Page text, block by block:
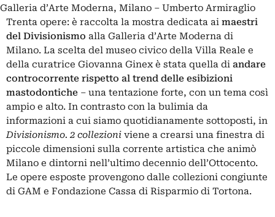
Galleria d’Arte Moderna, Milano – Umberto Armiraglio
Trenta opere: è raccolta la mostra dedicata ai maestri
del Divisionismo alla Galleria d’Arte Moderna di
Milano. La scelta del museo civico della Villa Reale e
della curatrice Giovanna Ginex è stata quella di andare
controcorrente rispetto al trend delle esibizioni
mastodontiche – una tentazione forte, con un tema così
ampio e alto. In contrasto con la bulimia da
informazioni a cui siamo quotidianamente sottoposti, in
Divisionismo. 2 collezioni viene a crearsi una finestra di
piccole dimensioni sulla corrente artistica che animò
Milano e dintorni nell’ultimo decennio dell’Ottocento.
Le opere esposte provengono dalle collezioni congiunte
di GAM e Fondazione Cassa di Risparmio di Tortona.